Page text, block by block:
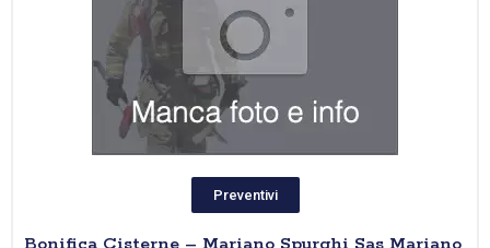
Preventivi